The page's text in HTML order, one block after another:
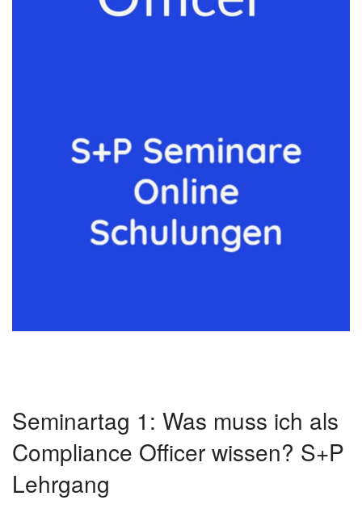
Seminartag 1: Was muss ich als
Compliance Officer wissen? S+P
Lehrgang